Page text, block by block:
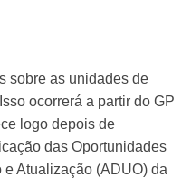
sobre as unidades de
ocorrerá a partir do GP
logo depois de
das Oportunidades
Atualização (ADUO) da